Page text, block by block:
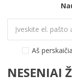
Aš
NESENIAI